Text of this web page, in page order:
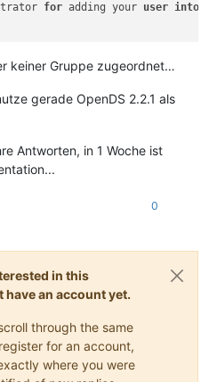
for adding your user into
keiner Gruppe zugeordnet…
gerade OpenDS 2.2.1 als
Antworten, in 1 Woche ist
0
in this
an account yet.
through the same
for an account,
where you were